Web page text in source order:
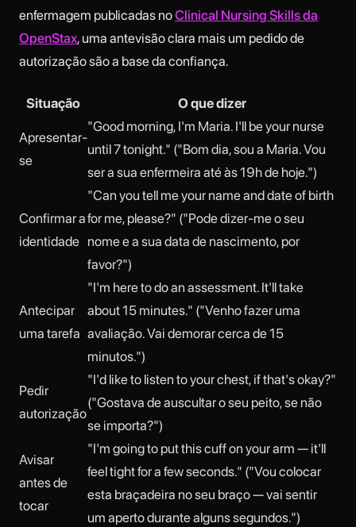
enfermagem publicadas noClinical Nursing Skills da
OpenStax, uma antevisão clara mais um pedido de
autorização são a base da confiança.
Situação O que dizer
Apresentar-
se
"Good morning, I'm Maria. I'll be your nurse
until 7 tonight." ("Bom dia, sou a Maria. Vou
ser a sua enfermeira até às 19h de hoje.")
Confirmar a
identidade
"Can you tell me your name and date of birth
for me, please?" ("Pode dizer-me o seu
nome e a sua data de nascimento, por
favor?")
Antecipar
uma tarefa
"I'm here to do an assessment. It'll take
about 15 minutes." ("Venho fazer uma
avaliação. Vai demorar cerca de 15
minutos.")
Pedir
autorização
"I'd like to listen to your chest, if that's okay?"
("Gostava de auscultar o seu peito, se não
se importa?")
Avisar
antes de
tocar
"I'm going to put this cuff on your arm — it'll
feel tight for a few seconds." ("Vou colocar
esta braçadeira no seu braço — vai sentir
um aperto durante alguns segundos.")